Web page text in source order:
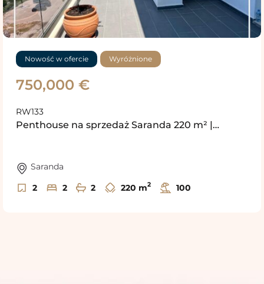
Nowość w ofercie Wyróżnione
750,000 €
RW133
Penthouse na sprzedaż Saranda 220 m² |…
Saranda
2
2 2 220 m2 100